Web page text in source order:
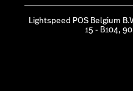
Lightspeed POS Belgium
15 - B104,